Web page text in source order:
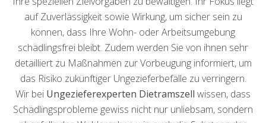
auf Zuverlässigkeit sowie Wirkung, um sicher sein zu
können, dass Ihre Wohn- oder Arbeitsumgebung
schädlingsfrei bleibt. Zudem werden Sie von ihnen sehr
detailliert zu Maßnahmen zur Vorbeugung informiert, um
das Risiko zukünftiger Ungezieferbefälle zu verringern.
Wir bei Ungezieferexperten Dietramszell wissen, dass
Schädlingsprobleme gewiss nicht nur unliebsam, sondern